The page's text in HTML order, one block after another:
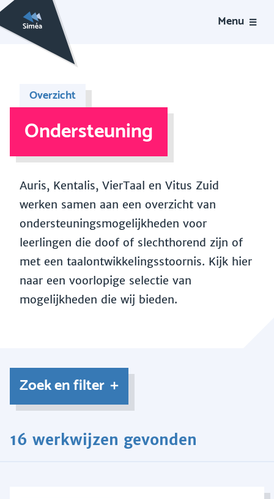
Menu
Overzicht
Ondersteuning
Auris, Kentalis, VierTaal en Vitus Zuid
werken samen aan een overzicht van
ondersteuningsmogelijkheden voor
leerlingen die doof of slechthorend zijn of
met een taalontwikkelingsstoornis. Kijk hier
naar een voorlopige selectie van
mogelijkheden die wij bieden.
Zoek en filter
16 werkwijzen gevonden